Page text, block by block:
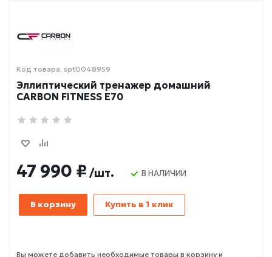
Код товара: spt0048959
Эллиптический тренажер домашний
CARBON FITNESS E70
47 990 ₽ /шт. В НАЛИЧИИ
В корзину Купить в 1 клик
Вы можете добавить необходимые товары в корзину и